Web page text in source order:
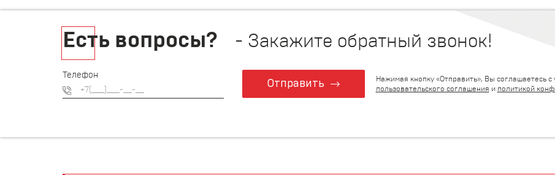
Есть вопросы? - Закажите обратный звонок!
Телефон
Отправить
Нажимая кнопку «Отправить», Вы соглашаетесь с
пользовательского соглашения и политикой